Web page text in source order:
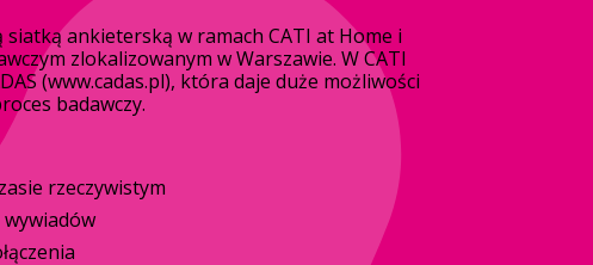
ankieterską w ramach CATI at Home i
zlokalizowanym w Warszawie. W CATI
(www.cadas.pl), która daje duże możliwości
badawczy.
rzeczywistym
wywiadów